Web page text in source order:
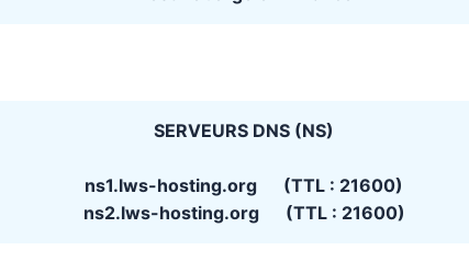
SERVEURS DNS (NS)
ns1.lws-hosting.org (TTL : 21600)
ns2.lws-hosting.org (TTL : 21600)